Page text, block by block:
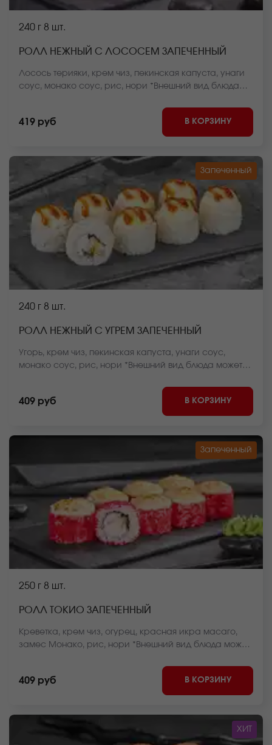
240 г 8 шт.
РОЛЛ НЕЖНЫЙ С ЛОСОСЕМ ЗАПЕЧЕННЫЙ
Лосось терияки, крем чиз, пекинская капуста, унаги
соус, монако соус, рис, нори *Внешний вид блюда
419 руб В КОРЗИНУ
Запеченный
240 г 8 шт.
РОЛЛ НЕЖНЫЙ С УГРЕМ ЗАПЕЧЕННЫЙ
Угорь, крем чиз, пекинская капуста, унаги соус,
монако соус, рис, нори *Внешний вид блюда может
409 руб В КОРЗИНУ
Запеченный
250 г 8 шт.
РОЛЛ ТОКИО ЗАПЕЧЕННЫЙ
Креветка, крем чиз, огурец, красная икра масаго,
замес Монако, рис, нори *Внешний вид блюда может
409 руб В КОРЗИНУ
ХИТ